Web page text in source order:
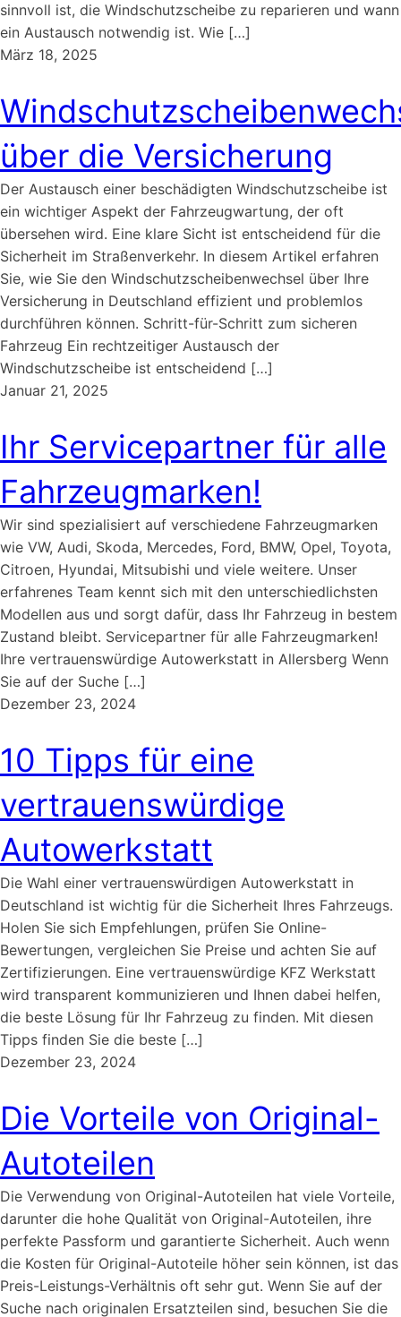
sinnvoll ist, die Windschutzscheibe zu reparieren und wann
ein Austausch notwendig ist. Wie […]
März 18, 2025
über die Versicherung
Der Austausch einer beschädigten Windschutzscheibe ist
ein wichtiger Aspekt der Fahrzeugwartung, der oft
übersehen wird. Eine klare Sicht ist entscheidend für die
Sicherheit im Straßenverkehr. In diesem Artikel erfahren
Sie, wie Sie den Windschutzscheibenwechsel über Ihre
Versicherung in Deutschland effizient und problemlos
durchführen können. Schritt-für-Schritt zum sicheren
Fahrzeug Ein rechtzeitiger Austausch der
Windschutzscheibe ist entscheidend […]
Januar 21, 2025
Ihr Servicepartner für alle
Fahrzeugmarken!
Wir sind spezialisiert auf verschiedene Fahrzeugmarken
wie VW, Audi, Skoda, Mercedes, Ford, BMW, Opel, Toyota,
Citroen, Hyundai, Mitsubishi und viele weitere. Unser
erfahrenes Team kennt sich mit den unterschiedlichsten
Modellen aus und sorgt dafür, dass Ihr Fahrzeug in bestem
Zustand bleibt. Servicepartner für alle Fahrzeugmarken!
Ihre vertrauenswürdige Autowerkstatt in Allersberg Wenn
Sie auf der Suche […]
Dezember 23, 2024
10 Tipps für eine
vertrauenswürdige
Autowerkstatt
Die Wahl einer vertrauenswürdigen Autowerkstatt in
Deutschland ist wichtig für die Sicherheit Ihres Fahrzeugs.
Holen Sie sich Empfehlungen, prüfen Sie Online-
Bewertungen, vergleichen Sie Preise und achten Sie auf
Zertifizierungen. Eine vertrauenswürdige KFZ Werkstatt
wird transparent kommunizieren und Ihnen dabei helfen,
die beste Lösung für Ihr Fahrzeug zu finden. Mit diesen
Tipps finden Sie die beste […]
Dezember 23, 2024
Die Vorteile von Original-
Autoteilen
Die Verwendung von Original-Autoteilen hat viele Vorteile,
darunter die hohe Qualität von Original-Autoteilen, ihre
perfekte Passform und garantierte Sicherheit. Auch wenn
die Kosten für Original-Autoteile höher sein können, ist das
Preis-Leistungs-Verhältnis oft sehr gut. Wenn Sie auf der
Suche nach originalen Ersatzteilen sind, besuchen Sie die